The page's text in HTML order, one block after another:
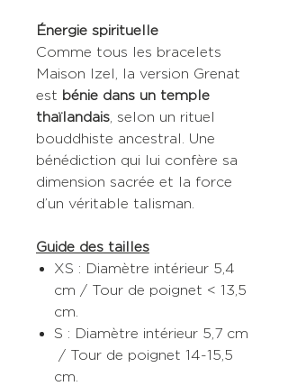
Énergie spirituelle
Comme tous les bracelets
Maison Izel, la version Grenat
est bénie dans un temple
thaïlandais , selon un rituel
bouddhiste ancestral. Une
bénédiction qui lui confère sa
dimension sacrée et la force
d’un véritable talisman.
Guide des tailles
XS : Diamètre intérieur 5,4
cm / Tour de poignet < 13,5
cm.
S : Diamètre intérieur 5,7 cm
/ Tour de poignet 14-15,5
cm.